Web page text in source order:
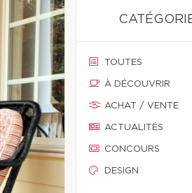
TOUTES
À DÉCOUVRIR
ACHAT / VENTE
ACTUALITÉS
CONCOURS
DESIGN